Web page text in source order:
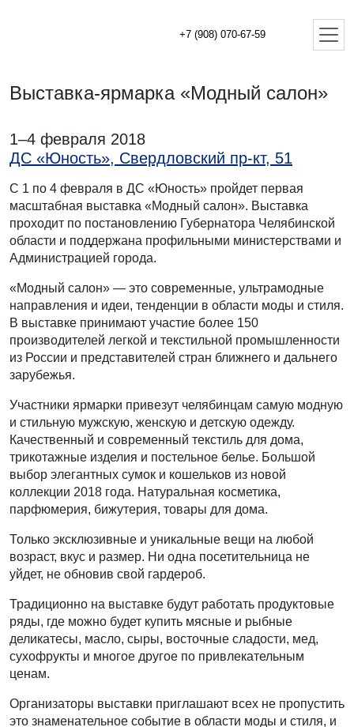
+7 (908) 070-67-59
Выставка-ярмарка «Модный салон»
1–4 февраля 2018
ДС «Юность», Свердловский пр-кт, 51
С 1 по 4 февраля в ДС «Юность» пройдет первая
масштабная выставка «Модный салон». Выставка
проходит по постановлению Губернатора Челябинской
области и поддержана профильными министерствами и
Администрацией города.
«Модный салон» — это современные, ультрамодные
направления и идеи, тенденции в области моды и стиля.
В выставке принимают участие более 150
производителей легкой и текстильной промышленности
из России и представителей стран ближнего и дальнего
зарубежья.
Участники ярмарки привезут челябинцам самую модную
и стильную мужскую, женскую и детскую одежду.
Качественный и современный текстиль для дома,
трикотажные изделия и постельное белье. Большой
выбор элегантных сумок и кошельков из новой
коллекции 2018 года. Натуральная косметика,
парфюмерия, бижутерия, товары для дома.
Только эксклюзивные и уникальные вещи на любой
возраст, вкус и размер. Ни одна посетительница не
уйдет, не обновив свой гардероб.
Традиционно на выставке будут работать продуктовые
ряды, где можно будет купить мясные и рыбные
деликатесы, масло, сыры, восточные сладости, мед,
сухофрукты и многое другое по привлекательным
ценам.
Организаторы выставки приглашают всех не пропустить
это знаменательное событие в области моды и стиля, и